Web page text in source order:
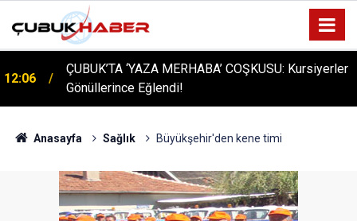
12:06
ÇUBUK’TA ‘YAZA MERHABA’ COŞKUSU: Kursiyerler
Gönüllerince Eğlendi!
Anasayfa Sağlık Büyükşehir'den kene timi